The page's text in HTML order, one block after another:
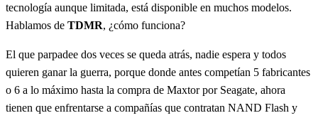
tecnología aunque limitada, está disponible en muchos modelos.
Hablamos de TDMR, ¿cómo funciona?
El que parpadee dos veces se queda atrás, nadie espera y todos
quieren ganar la guerra, porque donde antes competían 5 fabricantes
o 6 a lo máximo hasta la compra de Maxtor por Seagate, ahora
tienen que enfrentarse a compañías que contratan NAND Flash y